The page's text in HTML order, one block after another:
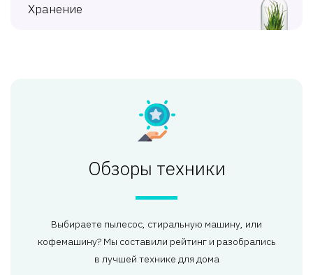
Хранение
Обзоры техники
Выбираете пылесос, стиральную машину, или
кофемашину? Мы составили рейтинг и разобрались
в лучшей технике для дома